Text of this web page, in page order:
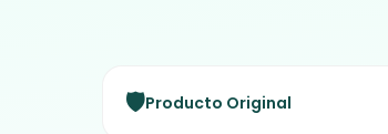
🛡️Producto Original